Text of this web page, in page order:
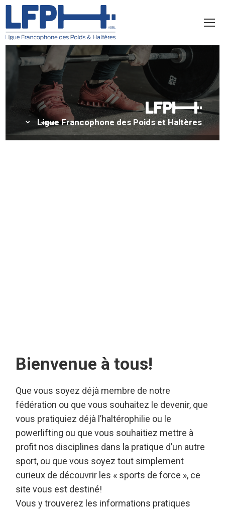
Ligue Francophone des Poids et Haltères
keyboard_arrow_down Nous appeler
Bienvenue à tous!
Que vous soyez déjà membre de notre
fédération ou que vous souhaitez le devenir, que
vous pratiquiez déjà l’haltérophilie ou le
powerlifting ou que vous souhaitiez mettre à
profit nos disciplines dans la pratique d’un autre
sport, ou que vous soyez tout simplement
curieux de découvrir les « sports de force », ce
site vous est destiné!
Vous y trouverez les informations pratiques